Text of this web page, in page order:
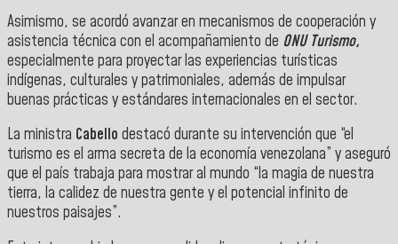
Asimismo, se acordó avanzar en mecanismos de cooperación y
asistencia técnica con el acompañamiento de ONU Turismo,
especialmente para proyectar las experiencias turísticas
indígenas, culturales y patrimoniales, además de impulsar
buenas prácticas y estándares internacionales en el sector.
La ministra Cabello destacó durante su intervención que “el
turismo es el arma secreta de la economía venezolana” y aseguró
que el país trabaja para mostrar al mundo “la magia de nuestra
tierra, la calidez de nuestra gente y el potencial infinito de
nuestros paisajes”.